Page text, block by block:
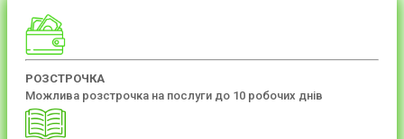
РОЗСТРОЧКА
Можлива розстрочка на послуги до 10 робочих днів